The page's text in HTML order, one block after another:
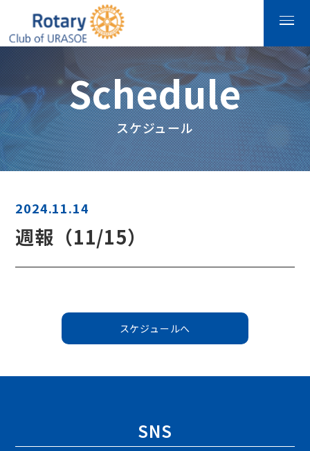
Schedule
スケジュール
週報（11/15）
2024.11.14
スケジュールへ
SNS